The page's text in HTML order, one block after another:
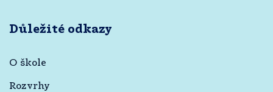
Důležité odkazy
O škole
Rozvrhy